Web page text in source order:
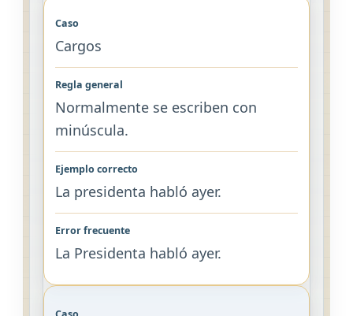
Cargos
Normalmente se escriben con
minúscula.
La presidenta habló ayer.
La Presidenta habló ayer.